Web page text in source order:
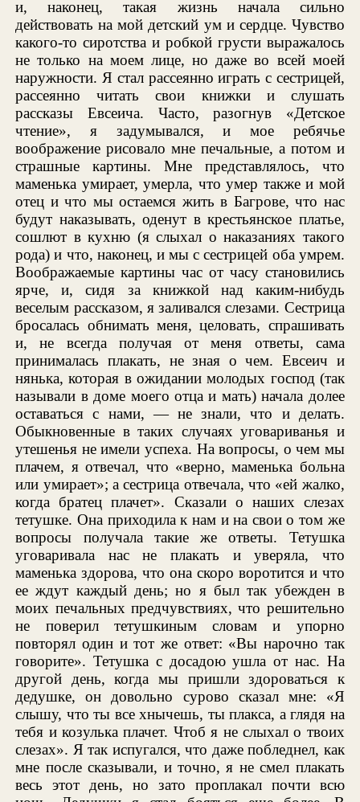
и, наконец, такая жизнь начала сильно
действовать на мой детский ум и сердце. Чувство
какого-то сиротства и робкой грусти выражалось
не только на моем лице, но даже во всей моей
наружности. Я стал рассеянно играть с сестрицей,
рассеянно читать свои книжки и слушать
рассказы Евсеича. Часто, разогнув «Детское
чтение», я задумывался, и мое ребячье
воображение рисовало мне печальные, а потом и
страшные картины. Мне представлялось, что
маменька умирает, умерла, что умер также и мой
отец и что мы остаемся жить в Багрове, что нас
будут наказывать, оденут в крестьянское платье,
сошлют в кухню (я слыхал о наказаниях такого
рода) и что, наконец, и мы с сестрицей оба умрем.
Воображаемые картины час от часу становились
ярче, и, сидя за книжкой над каким-нибудь
веселым рассказом, я заливался слезами. Сестрица
бросалась обнимать меня, целовать, спрашивать
и, не всегда получая от меня ответы, сама
принималась плакать, не зная о чем. Евсеич и
нянька, которая в ожидании молодых господ (так
называли в доме моего отца и мать) начала долее
оставаться с нами, — не знали, что и делать.
Обыкновенные в таких случаях уговариванья и
утешенья не имели успеха. На вопросы, о чем мы
плачем, я отвечал, что «верно, маменька больна
или умирает»; а сестрица отвечала, что «ей жалко,
когда братец плачет». Сказали о наших слезах
тетушке. Она приходила к нам и на свои о том же
вопросы получала такие же ответы. Тетушка
уговаривала нас не плакать и уверяла, что
маменька здорова, что она скоро воротится и что
ее ждут каждый день; но я был так убежден в
моих печальных предчувствиях, что решительно
не поверил тетушкиным словам и упорно
повторял один и тот же ответ: «Вы нарочно так
говорите». Тетушка с досадою ушла от нас. На
другой день, когда мы пришли здороваться к
дедушке, он довольно сурово сказал мне: «Я
слышу, что ты все хнычешь, ты плакса, а глядя на
тебя и козулька плачет. Чтоб я не слыхал о твоих
слезах». Я так испугался, что даже побледнел, как
мне после сказывали, и точно, я не смел плакать
весь этот день, но зато проплакал почти всю